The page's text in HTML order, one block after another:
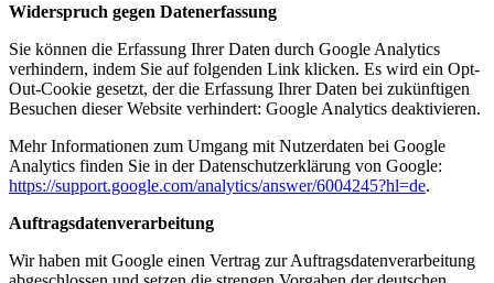
Widerspruch gegen Datenerfassung
Sie können die Erfassung Ihrer Daten durch Google Analytics
verhindern, indem Sie auf folgenden Link klicken. Es wird ein Opt-
Out-Cookie gesetzt, der die Erfassung Ihrer Daten bei zukünftigen
Besuchen dieser Website verhindert: Google Analytics deaktivieren.
Mehr Informationen zum Umgang mit Nutzerdaten bei Google
Analytics finden Sie in der Datenschutzerklärung von Google:
https://support.google.com/analytics/answer/6004245?hl=de.
Auftragsdatenverarbeitung
Wir haben mit Google einen Vertrag zur Auftragsdatenverarbeitung